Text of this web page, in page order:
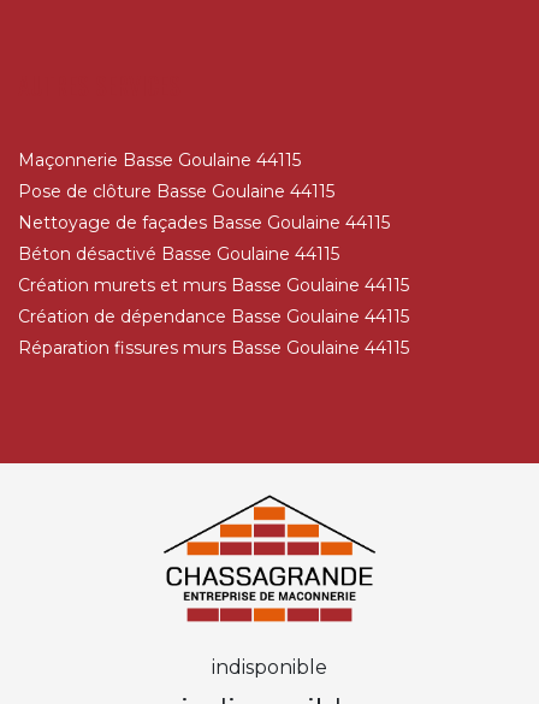
Maçonnerie Basse Goulaine 44115
Pose de clôture Basse Goulaine 44115
Nettoyage de façades Basse Goulaine 44115
Béton désactivé Basse Goulaine 44115
Création murets et murs Basse Goulaine 44115
Création de dépendance Basse Goulaine 44115
Réparation fissures murs Basse Goulaine 44115
indisponible